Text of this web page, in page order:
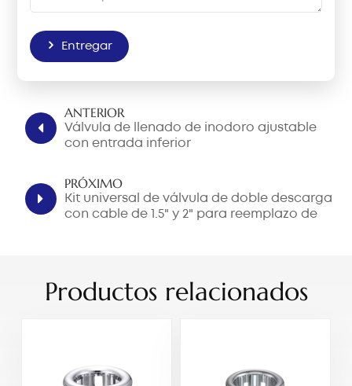
Entregar
ANTERIOR
Válvula de llenado de inodoro ajustable
con entrada inferior
PRÓXIMO
Kit universal de válvula de doble descarga
con cable de 1.5" y 2" para reemplazo de
Productos relacionados